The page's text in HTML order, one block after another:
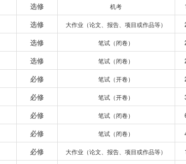
选修 机考
选修 大作业（论文、报告、项目或作品等）
选修 笔试（闭卷）
选修 笔试（闭卷）
必修 笔试（开卷）
必修 笔试（开卷）
必修 笔试（闭卷）
必修 笔试（闭卷）
必修 大作业（论文、报告、项目或作品等）